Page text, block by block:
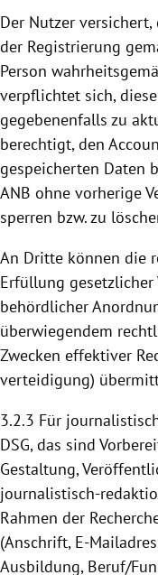
Der Nutzer
der Registrierung
Person
verpflichtet sich,
gegebenenfalls zu
berechtigt, den
gespeicherten Daten
ANB ohne vorherige
sperren bzw. zu
An Dritte können die
Erfüllung
behördlicher
überwiegendem
Zwecken effektiver
verteidigung)
3.2.3 Für
DSG, das sind
Gestaltung,
journalistisch-
Rahmen der
(Anschrift, E-
Ausbildung, Beruf/